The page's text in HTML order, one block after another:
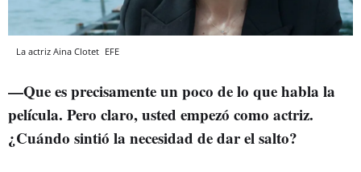
La actriz Aina Clotet EFE
—Que es precisamente un poco de lo que habla la
película. Pero claro, usted empezó como actriz.
¿Cuándo sintió la necesidad de dar el salto?